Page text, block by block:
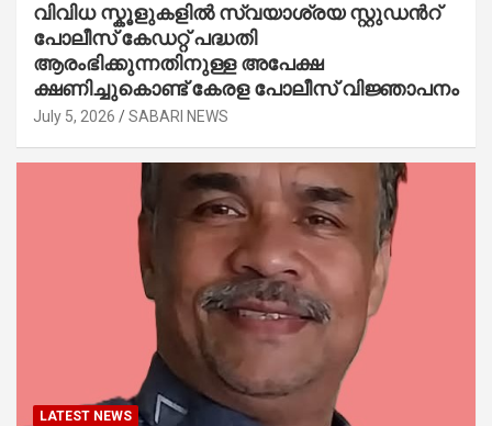
വിവിധ സ്കൂളുകളില്‍ സ്വയാശ്രയ സ്റ്റുഡന്‍റ്
പോലീസ് കേഡറ്റ് പദ്ധതി
ആരംഭിക്കുന്നതിനുള്ള അപേക്ഷ
ക്ഷണിച്ചുകൊണ്ട് കേരള പോലീസ് വിജ്ഞാപനം
July 5, 2026 SABARI NEWS
LATEST NEWS